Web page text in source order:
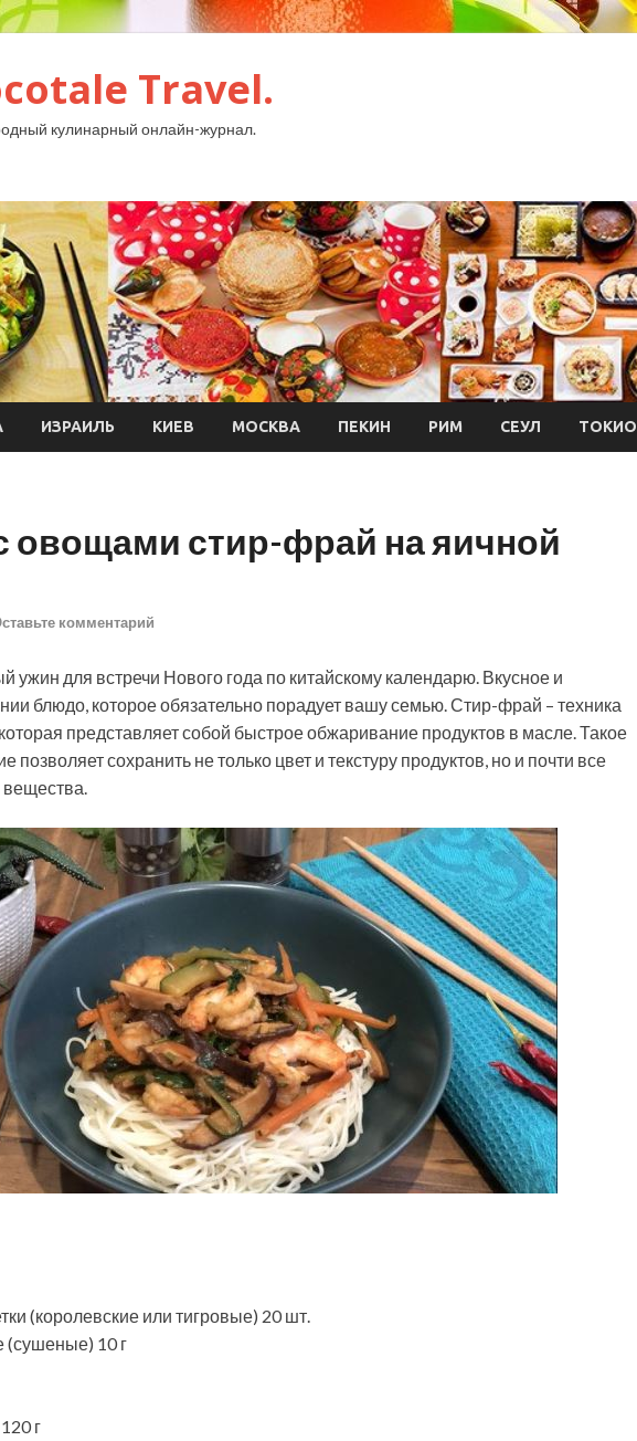
Travel.
кулинарный онлайн-журнал.
ИЗРАИЛЬ КИЕВ МОСКВА ПЕКИН РИМ СЕУЛ ТОКИО
овощами стир-фрай на яичной
комментарий
ужин для встречи Нового года по китайскому календарю. Вкусное и
блюдо, которое обязательно порадует вашу семью. Стир-фрай – техника
представляет собой быстрое обжаривание продуктов в масле.Такое
позволяет сохранить не только цвет и текстуру продуктов, но и почти все
(королевские или тигровые) 20 шт.
(сушеные) 10 г
г